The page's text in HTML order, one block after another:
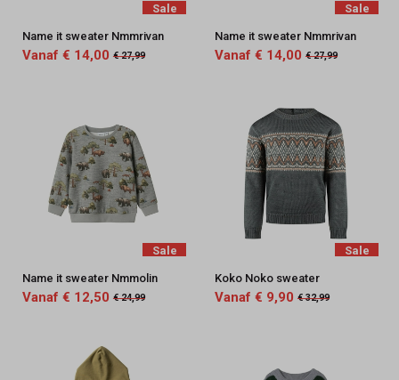
Sale
Name it sweater Nmmrivan
Vanaf € 14,00 € 27,99
Sale
Name it sweater Nmmrivan
Vanaf € 14,00 € 27,99
Sale
Name it sweater Nmmolin
Vanaf € 12,50 € 24,99
Sale
Koko Noko sweater
Vanaf € 9,90 € 32,99